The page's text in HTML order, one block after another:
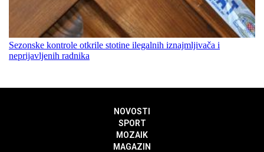
Sezonske kontrole otkrile stotine ilegalnih iznajmljivača i
neprijavljenih radnika
NOVOSTI
SPORT
MOZAIK
MAGAZIN